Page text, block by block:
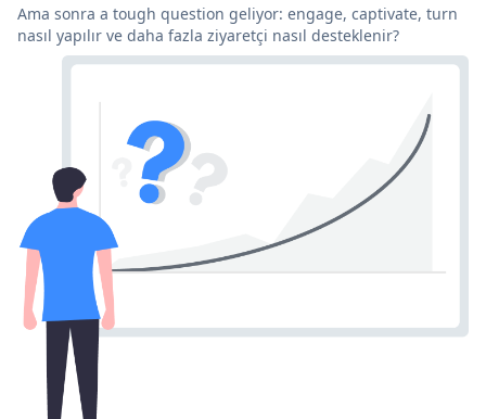
Ama sonra a tough question geliyor: engage, captivate, turn
nasıl yapılır ve daha fazla ziyaretçi nasıl desteklenir?